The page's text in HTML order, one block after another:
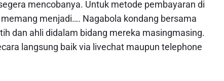
mencobanya. Untuk metode pembayaran di
menjadi…. Nagabola kondang bersama
dan ahli didalam bidang mereka masingmasing.
langsung baik via livechat maupun telephone